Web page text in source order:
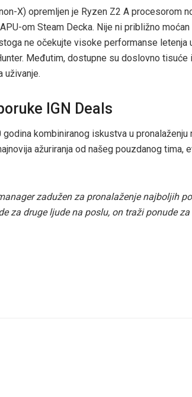
X) opremljen je Ryzen Z2 A procesorom
om Steam Decka. Nije ni približno
ne očekujte visoke performanse letenja
Međutim, dostupne su doslovno tisuće
uživanje.
IGN Deals
kombiniranog iskustva u
ažuriranja od našeg pouzdanog tima,
zadužen za pronalaženje najboljih
za druge ljude na poslu, on traži ponude